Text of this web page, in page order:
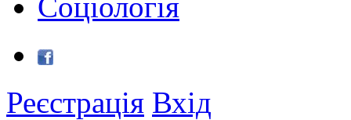
Реєстрація Вхід